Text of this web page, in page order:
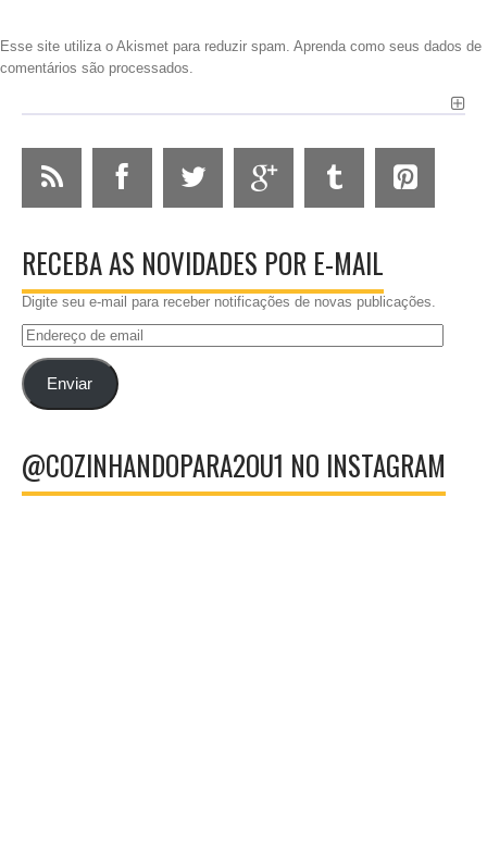
Esse site utiliza o Akismet para reduzir spam. Aprenda como seus dados de
comentários são processados.
RECEBA AS NOVIDADES POR E-MAIL
Digite seu e-mail para receber notificações de novas publicações.
Endereço
emailEnviar
@COZINHANDOPARA2OU1 NO INSTAGRAM